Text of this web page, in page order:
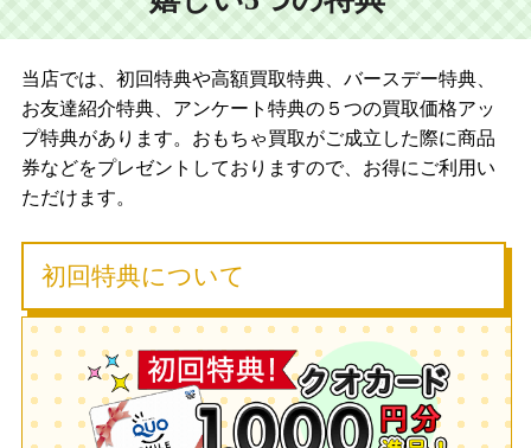
当店では、初回特典や高額買取特典、バースデー特典、
お友達紹介特典、アンケート特典の５つの買取価格アッ
プ特典があります。おもちゃ買取がご成立した際に商品
券などをプレゼントしておりますので、お得にご利用い
ただけます。
初回特典について